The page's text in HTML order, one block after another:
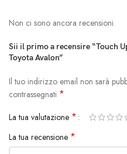
Non ci sono ancora recensioni.
Sii il primo a recensire “Touch
Toyota Avalon”
Il tuo indirizzo email non sarà
contrassegnati *
La tua valutazione *
La tua recensione *